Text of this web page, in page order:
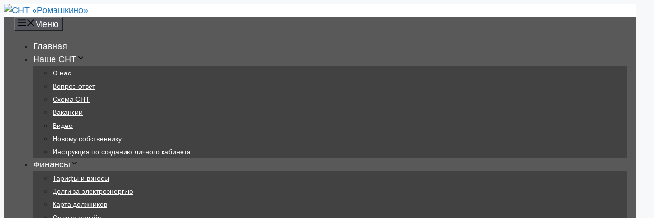
Перейти
Меню
Главная
Наше СНТ
О нас
Вопрос-ответ
Схема СНТ
Вакансии
Видео
Новому собственнику
Инструкция по созданию личного кабинета
Финансы
Тарифы и взносы
Долги за электроэнергию
Карта должников